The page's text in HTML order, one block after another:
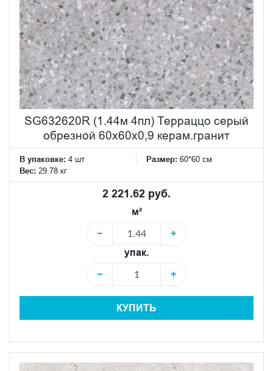
SG632620R (1.44м 4пл) Терраццо серый
обрезной 60x60x0,9 керам.гранит
В упаковке: 4 шт Размер: 60*60 см
Вес: 29.78 кг
2 221.62 руб.
м²
−
+
упак.
−
+
КУПИТЬ